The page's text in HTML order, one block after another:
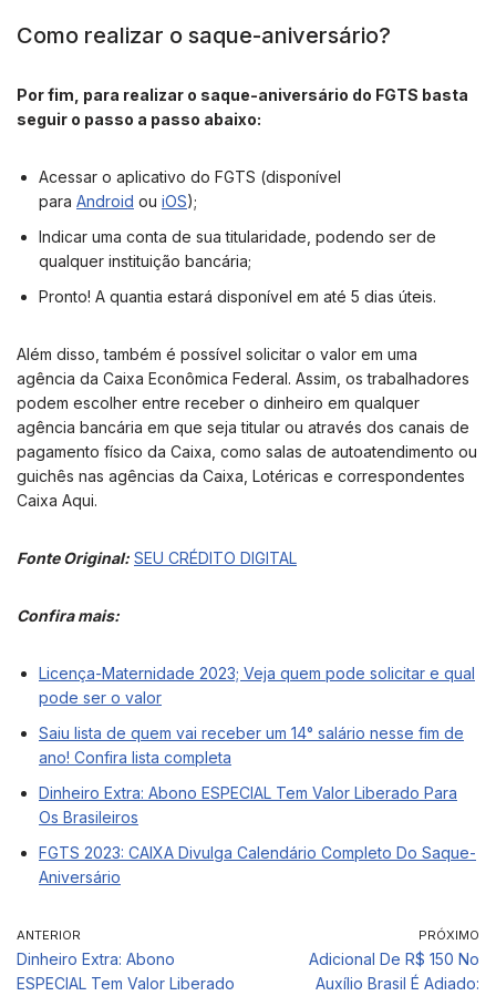
Como realizar o saque-aniversário?
Por fim, para realizar o saque-aniversário do FGTS basta
seguir o passo a passo abaixo:
Acessar o aplicativo do FGTS (disponível
para Android ou iOS);
Indicar uma conta de sua titularidade, podendo ser de
qualquer instituição bancária;
Pronto! A quantia estará disponível em até 5 dias úteis.
Além disso, também é possível solicitar o valor em uma
agência da Caixa Econômica Federal. Assim, os trabalhadores
podem escolher entre receber o dinheiro em qualquer
agência bancária em que seja titular ou através dos canais de
pagamento físico da Caixa, como salas de autoatendimento ou
guichês nas agências da Caixa, Lotéricas e correspondentes
Caixa Aqui.
Fonte Original: SEU CRÉDITO DIGITAL
Confira mais:
Licença-Maternidade 2023; Veja quem pode solicitar e qual
pode ser o valor
Saiu lista de quem vai receber um 14° salário nesse fim de
ano! Confira lista completa
Dinheiro Extra: Abono ESPECIAL Tem Valor Liberado Para
Os Brasileiros
FGTS 2023: CAIXA Divulga Calendário Completo Do Saque-
Aniversário
ANTERIOR
Dinheiro Extra: Abono
ESPECIAL Tem Valor Liberado
PRÓXIMO
Adicional De R$ 150 No
Auxílio Brasil É Adiado: